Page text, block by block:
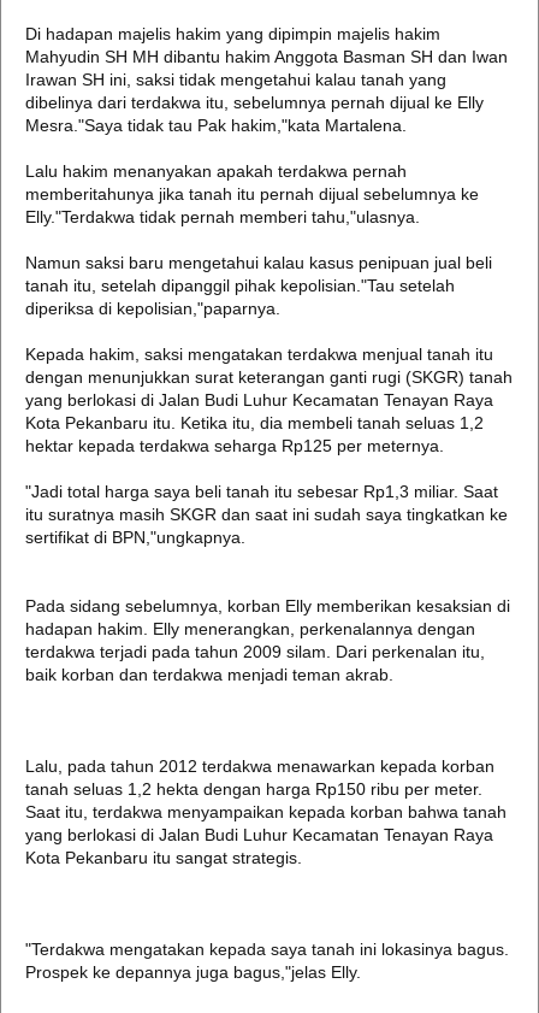
Di hadapan majelis hakim yang dipimpin majelis hakim
Mahyudin SH MH dibantu hakim Anggota Basman SH dan Iwan
Irawan SH ini, saksi tidak mengetahui kalau tanah yang
dibelinya dari terdakwa itu, sebelumnya pernah dijual ke Elly
Mesra."Saya tidak tau Pak hakim,"kata Martalena.
Lalu hakim menanyakan apakah terdakwa pernah
memberitahunya jika tanah itu pernah dijual sebelumnya ke
Elly."Terdakwa tidak pernah memberi tahu,"ulasnya.
Namun saksi baru mengetahui kalau kasus penipuan jual beli
tanah itu, setelah dipanggil pihak kepolisian."Tau setelah
diperiksa di kepolisian,"paparnya.
Kepada hakim, saksi mengatakan terdakwa menjual tanah itu
dengan menunjukkan surat keterangan ganti rugi (SKGR) tanah
yang berlokasi di Jalan Budi Luhur Kecamatan Tenayan Raya
Kota Pekanbaru itu. Ketika itu, dia membeli tanah seluas 1,2
hektar kepada terdakwa seharga Rp125 per meternya.
"Jadi total harga saya beli tanah itu sebesar Rp1,3 miliar. Saat
itu suratnya masih SKGR dan saat ini sudah saya tingkatkan ke
sertifikat di BPN,"ungkapnya.
Pada sidang sebelumnya, korban Elly memberikan kesaksian di
hadapan hakim. Elly menerangkan, perkenalannya dengan
terdakwa terjadi pada tahun 2009 silam. Dari perkenalan itu,
baik korban dan terdakwa menjadi teman akrab.
Lalu, pada tahun 2012 terdakwa menawarkan kepada korban
tanah seluas 1,2 hekta dengan harga Rp150 ribu per meter.
Saat itu, terdakwa menyampaikan kepada korban bahwa tanah
yang berlokasi di Jalan Budi Luhur Kecamatan Tenayan Raya
Kota Pekanbaru itu sangat strategis.
"Terdakwa mengatakan kepada saya tanah ini lokasinya bagus.
Prospek ke depannya juga bagus,"jelas Elly.